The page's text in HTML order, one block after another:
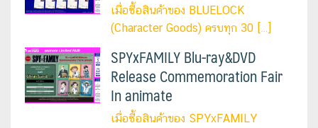
เมื่อซื้อสินค้าของ BLUELOCK
(Character Goods) ครบทุก 30 […]
SPYxFAMILY Blu-ray&DVD
Release Commemoration Fair
In animate
เมื่อซื้อสินค้าของ SPYxFAMILY